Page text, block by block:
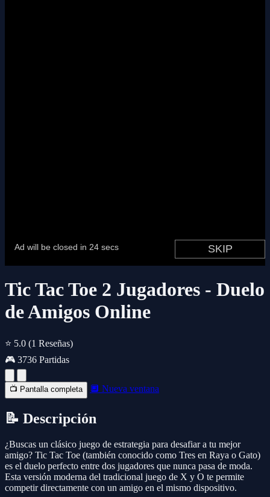
Tic Tac Toe 2 Jugadores - Duelo
de Amigos Online
⭐ 5.0 (1 Reseñas)
🎮 3736 Partidas
📺 Pantalla completa 🔲 Nueva ventana
📝 Descripción
¿Buscas un clásico juego de estrategia para desafiar a tu mejor
amigo? Tic Tac Toe (también conocido como Tres en Raya o Gato)
es el duelo perfecto entre dos jugadores que nunca pasa de moda.
Esta versión moderna del tradicional juego de X y O te permite
competir directamente con un amigo en el mismo dispositivo.